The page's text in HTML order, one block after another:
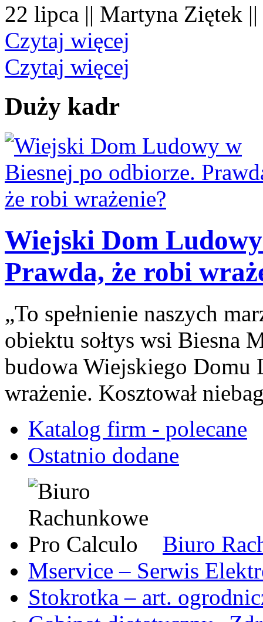
22 lipca || Martyna Ziętek
Czytaj więcej
Czytaj więcej
Duży kadr
Wiejski Dom
Prawda, że robi
„To spełnienie naszych
obiektu sołtys wsi Biesna
budowa Wiejskiego Domu
wrażenie. Kosztował
Katalog firm - polecane
Ostatnio dodane
Biuro
Mservice – Serwis
Stokrotka – art.